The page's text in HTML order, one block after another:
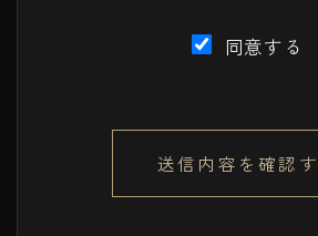
同意する
送信内容を確認す